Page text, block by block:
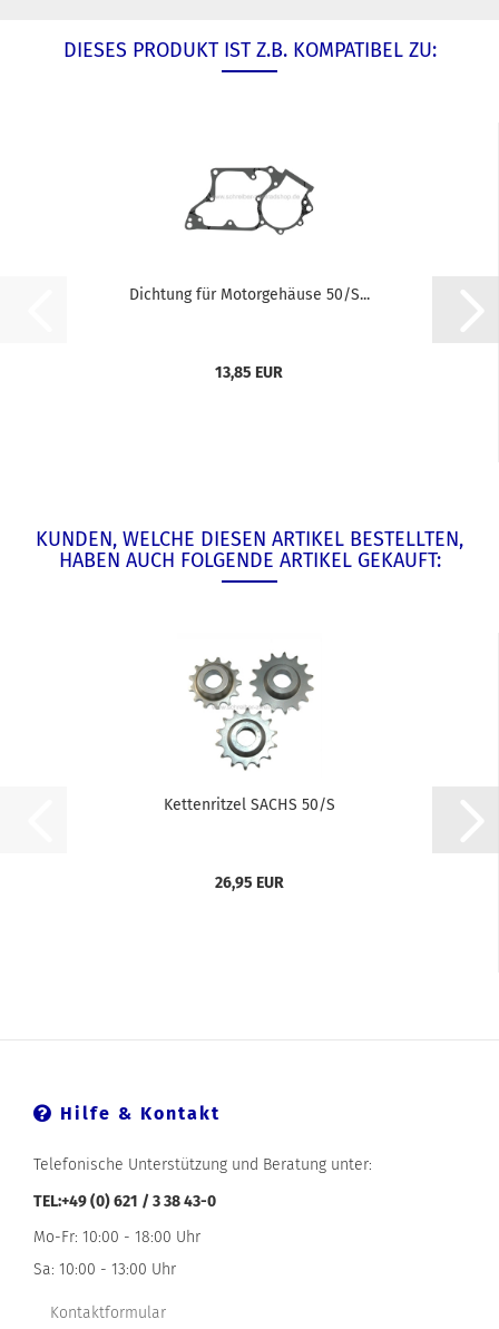
DIESES PRODUKT IST Z.B. KOMPATIBEL ZU:
Dichtung für Motorgehäuse 50/S...
13,85 EUR
KUNDEN, WELCHE DIESEN ARTIKEL BESTELLTEN,
HABEN AUCH FOLGENDE ARTIKEL GEKAUFT:
Kettenritzel SACHS 50/S
26,95 EUR
Hilfe & Kontakt
Telefonische Unterstützung und Beratung unter:
TEL:+49 (0) 621 / 3 38 43-0
Mo-Fr: 10:00 - 18:00 Uhr
Sa: 10:00 - 13:00 Uhr
Kontaktformular